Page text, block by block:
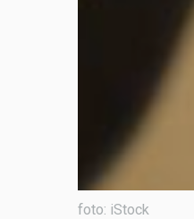
foto: iStock